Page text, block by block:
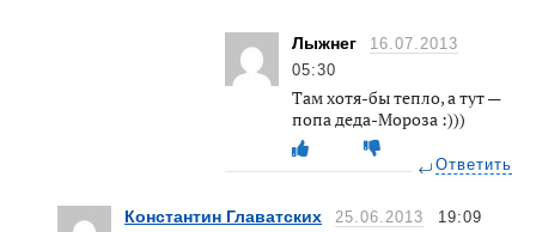
Лыжнег
16.07.2013
05:30
Там хотя-бы тепло, а тут —
попа деда-Мороза :)))
Ответить
Константин Главатских 25.06.2013 19:09